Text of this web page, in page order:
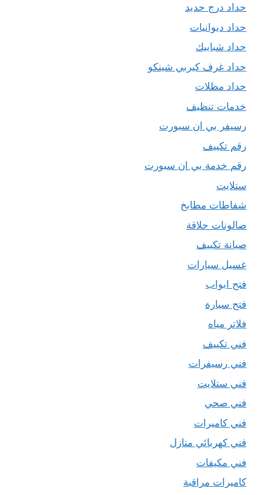
حداد درج حديد
حداد ديوانيات
حداد شبابيك
حداد غرف كيربي شينكو
حداد مظلات
خدمات تنظيف
رسيفر بي ان سبورت
رقم تكييف
رقم خدمة بي ان سبورت
ستلايت
شفاطات مطابخ
صالونات حلاقة
صيانة تكييف
غسيل سيارات
فتح ابواب
فتح سيارة
فلاتر مياه
فني تكييف
فني رسيفرات
فني ستلايت
فني صحي
فني كاميرات
فني كهربائي منازل
فني مكيفات
كاميرات مراقبة